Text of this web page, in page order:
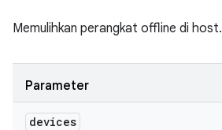
Memulihkan perangkat offline di host.
Parameter
devices